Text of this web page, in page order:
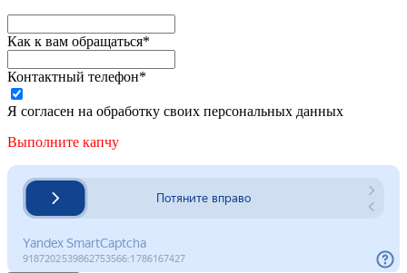
Как к вам обращаться*
Контактный телефон*
Я согласен на обработку своих персональных данных
Выполните капчу